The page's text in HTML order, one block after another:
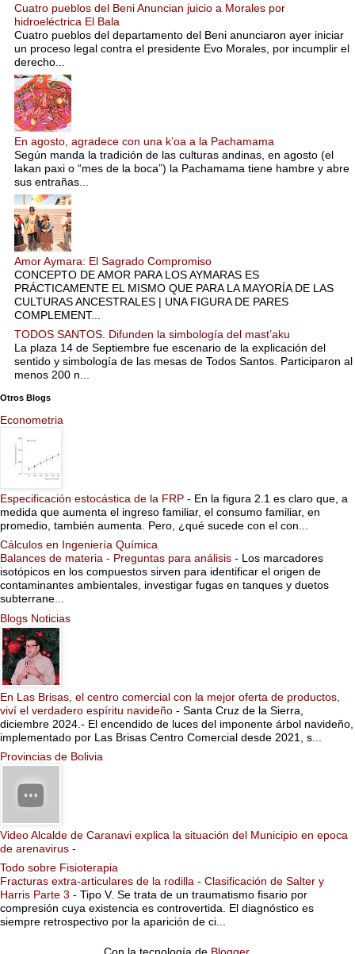
Cuatro pueblos del Beni Anuncian juicio a Morales por
hidroeléctrica El Bala
Cuatro pueblos del departamento del Beni anunciaron ayer iniciar
un proceso legal contra el presidente Evo Morales, por incumplir el
derecho...
En agosto, agradece con una k’oa a la Pachamama
Según manda la tradición de las culturas andinas, en agosto (el
lakan paxi o “mes de la boca”) la Pachamama tiene hambre y abre
sus entrañas...
Amor Aymara: El Sagrado Compromiso
CONCEPTO DE AMOR PARA LOS AYMARAS ES
PRÁCTICAMENTE EL MISMO QUE PARA LA MAYORÍA DE LAS
CULTURAS ANCESTRALES | UNA FIGURA DE PARES
COMPLEMENT...
TODOS SANTOS. Difunden la simbología del mast’aku
La plaza 14 de Septiembre fue escenario de la explicación del
sentido y simbología de las mesas de Todos Santos. Participaron al
menos 200 n...
Otros Blogs
Econometria
Especificación estocástica de la FRP - En la figura 2.1 es claro que, a
medida que aumenta el ingreso familiar, el consumo familiar, en
promedio, también aumenta. Pero, ¿qué sucede con el con...
Cálculos en Ingeniería Química
Balances de materia - Preguntas para análisis - Los marcadores
isotópicos en los compuestos sirven para identificar el origen de
contaminantes ambientales, investigar fugas en tanques y duetos
subterrane...
Blogs Noticias
En Las Brisas, el centro comercial con la mejor oferta de productos,
viví el verdadero espíritu navideño - Santa Cruz de la Sierra,
diciembre 2024.- El encendido de luces del imponente árbol navideño,
implementado por Las Brisas Centro Comercial desde 2021, s...
Provincias de Bolivia
Video Alcalde de Caranavi explica la situación del Municipio en epoca
de arenavirus -
Todo sobre Fisioterapia
Fracturas extra-articulares de la rodilla - Clasificación de Salter y
Harris Parte 3 - Tipo V. Se trata de un traumatismo fisario por
compresión cuya existencia es controvertida. El diagnóstico es
siempre retrospectivo por la aparición de ci...
Con la tecnología de Blogger.